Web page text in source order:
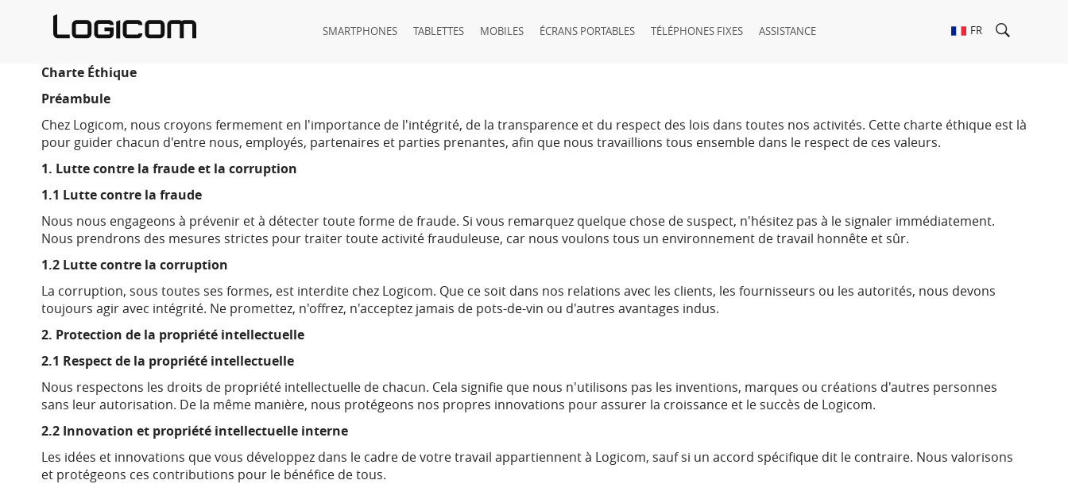
SMARTPHONES TABLETTES MOBILES ÉCRANS PORTABLES TÉLÉPHONES FIXES ASSISTANCE FR
Charte Éthique
Préambule
Chez Logicom, nous croyons fermement en l'importance de l'intégrité, de la transparence et du respect des lois dans toutes nos activités. Cette charte éthique est là
pour guider chacun d'entre nous, employés, partenaires et parties prenantes, afin que nous travaillions tous ensemble dans le respect de ces valeurs.
1. Lutte contre la fraude et la corruption
1.1 Lutte contre la fraude
Nous nous engageons à prévenir et à détecter toute forme de fraude. Si vous remarquez quelque chose de suspect, n'hésitez pas à le signaler immédiatement.
Nous prendrons des mesures strictes pour traiter toute activité frauduleuse, car nous voulons tous un environnement de travail honnête et sûr.
1.2 Lutte contre la corruption
La corruption, sous toutes ses formes, est interdite chez Logicom. Que ce soit dans nos relations avec les clients, les fournisseurs ou les autorités, nous devons
toujours agir avec intégrité. Ne promettez, n'offrez, n'acceptez jamais de pots-de-vin ou d'autres avantages indus.
2. Protection de la propriété intellectuelle
2.1 Respect de la propriété intellectuelle
Nous respectons les droits de propriété intellectuelle de chacun. Cela signifie que nous n'utilisons pas les inventions, marques ou créations d'autres personnes
sans leur autorisation. De la même manière, nous protégeons nos propres innovations pour assurer la croissance et le succès de Logicom.
2.2 Innovation et propriété intellectuelle interne
Les idées et innovations que vous développez dans le cadre de votre travail appartiennent à Logicom, sauf si un accord spécifique dit le contraire. Nous valorisons
et protégeons ces contributions pour le bénéfice de tous.